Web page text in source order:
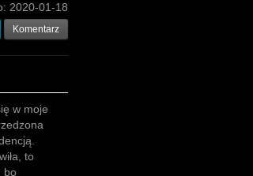
2020-01-18
Komentarz
w moje
to
bo